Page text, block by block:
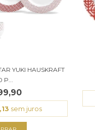
YUKI HAUSKRAFT
P...
sem juros